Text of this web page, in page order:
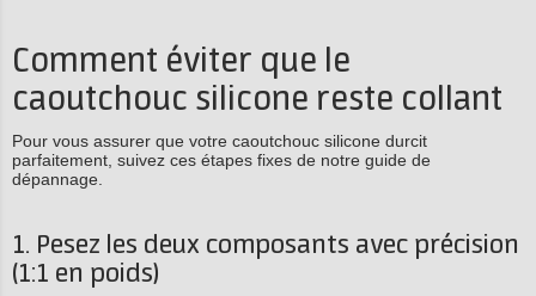
Comment éviter que le
caoutchouc silicone reste collant
Pour vous assurer que votre caoutchouc silicone durcit
parfaitement, suivez ces étapes fixes de notre guide de
dépannage.
1. Pesez les deux composants avec précision
(1:1 en poids)